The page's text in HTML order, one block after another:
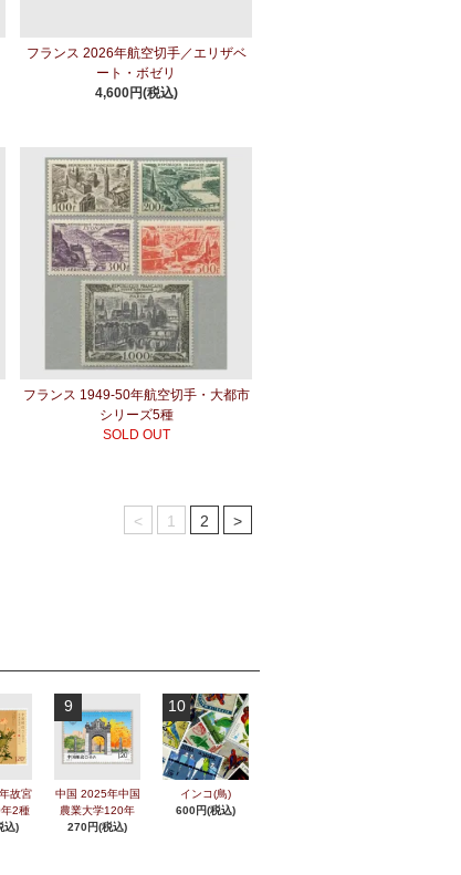
フランス 2026年航空切手／エリザベ
ート・ボゼリ
4,600円(税込)
フランス 1949-50年航空切手・大都市
シリーズ5種
SOLD OUT
< 1 2 >
故宮
2種
込)
9
中国 2025年中国
農業大学120年
270円(税込)
10
インコ(鳥)
600円(税込)